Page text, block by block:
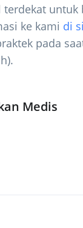
terdekat untuk
ke kami di
pada
Medis